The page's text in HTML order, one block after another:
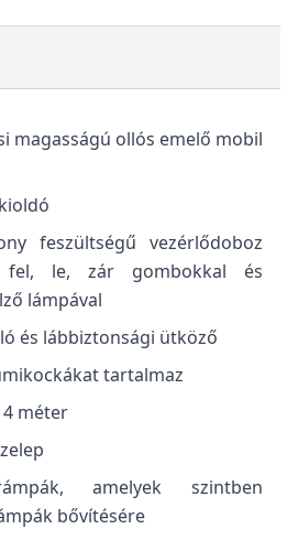
magasságú ollós emelő mobil
feszültségű vezérlődoboz
fel, le, zár gombokkal és
lámpával
és lábbiztonsági ütköző
tartalmaz
méter
amelyek szintben
bővítésére